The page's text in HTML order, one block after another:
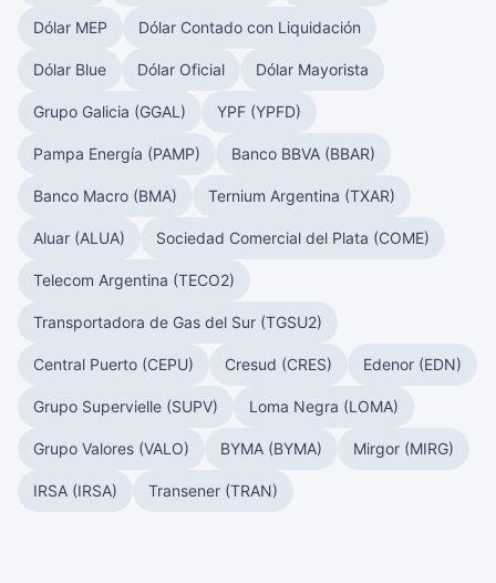
Dólar MEP Dólar Contado con Liquidación
Dólar Blue Dólar Oficial Dólar Mayorista
Grupo Galicia (GGAL) YPF (YPFD)
Pampa Energía (PAMP) Banco BBVA (BBAR)
Banco Macro (BMA) Ternium Argentina (TXAR)
Aluar (ALUA) Sociedad Comercial del Plata (COME)
Telecom Argentina (TECO2)
Transportadora de Gas del Sur (TGSU2)
Central Puerto (CEPU) Cresud (CRES) Edenor (EDN)
Grupo Supervielle (SUPV) Loma Negra (LOMA)
Grupo Valores (VALO) BYMA (BYMA) Mirgor (MIRG)
IRSA (IRSA) Transener (TRAN)